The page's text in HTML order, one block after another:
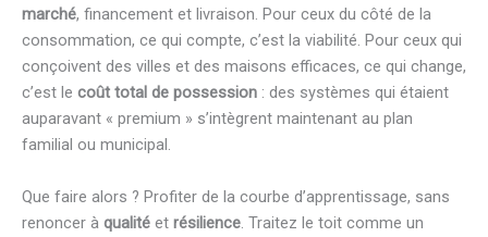
marché, financement et livraison. Pour ceux du côté de la
consommation, ce qui compte, c’est la viabilité. Pour ceux qui
conçoivent des villes et des maisons efficaces, ce qui change,
c’est le coût total de possession : des systèmes qui étaient
auparavant « premium » s’intègrent maintenant au plan
familial ou municipal.
Que faire alors ? Profiter de la courbe d’apprentissage, sans
renoncer à qualité et résilience. Traitez le toit comme un